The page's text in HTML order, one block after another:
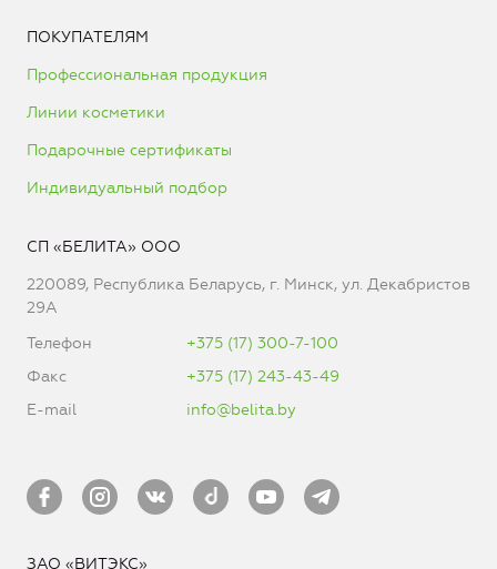
ПОКУПАТЕЛЯМ
Профессиональная продукция
Линии косметики
Подарочные сертификаты
Индивидуальный подбор
СП «БЕЛИТА» ООО
220089, Республика Беларусь, г. Минск, ул. Декабристов
29А
Телефон
+375 (17) 300-7-100
Факс
+375 (17) 243-43-49
E-mail
info@belita.by
ЗАО «ВИТЭКС»